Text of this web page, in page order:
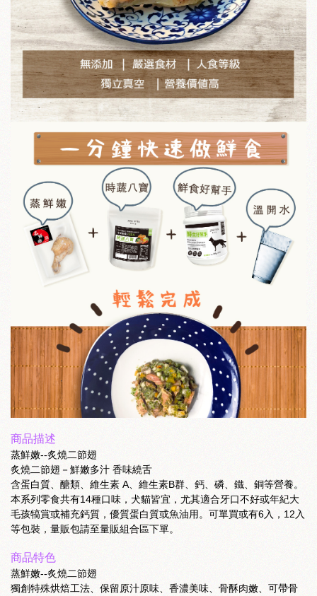
商品描述
蒸鮮嫩--炙燒二節翅
炙燒二節翅－鮮嫩多汁 香味繞舌
含蛋白質、醣類、維生素 A、維生素B群、鈣、磷、鐵、銅等營養。
本系列零食共有14種口味，犬貓皆宜，尤其適合牙口不好或年紀大
毛孩犒賞或補充鈣質，優質蛋白質或魚油用。可單買或有6入，12入
等包裝，量販包請至量販組合區下單。
商品特色
蒸鮮嫩--炙燒二節翅
獨創特殊烘焙工法、保留原汁原味、香濃美味、骨酥肉嫩、可帶骨